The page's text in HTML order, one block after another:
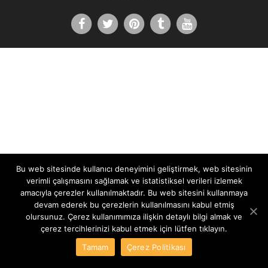
Bu web sitesinde kullanıcı deneyimini geliştirmek, web sitesinin
verimli çalışmasını sağlamak ve istatistiksel verileri izlemek
amacıyla çerezler kullanılmaktadır. Bu web sitesini kullanmaya
devam ederek bu çerezlerin kullanılmasını kabul etmiş
olursunuz. Çerez kullanımımıza ilişkin detaylı bilgi almak ve
çerez tercihlerinizi kabul etmek için lütfen tıklayın.
Tamam
Çerez Politikası